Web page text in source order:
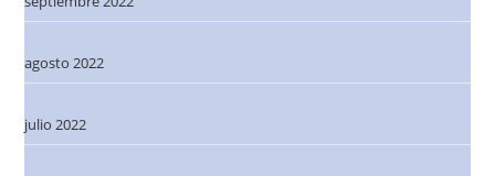
agosto 2022
julio 2022